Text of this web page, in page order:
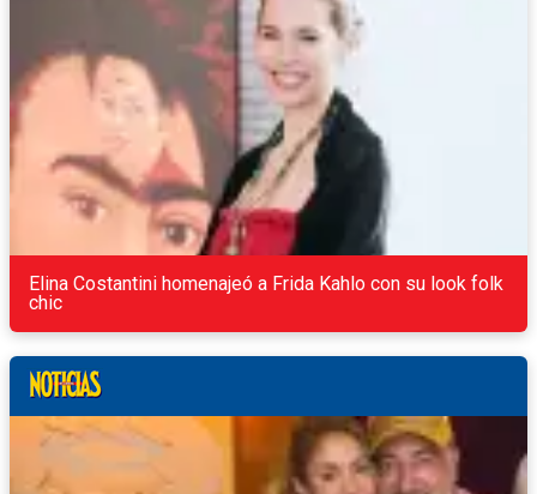
Elina Costantini homenajeó a Frida Kahlo con su look folk
chic